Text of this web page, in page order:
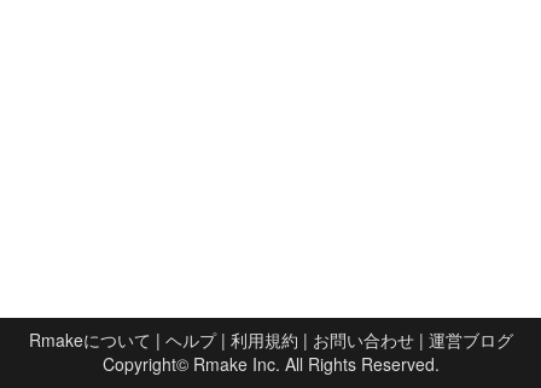
Rmakeについて | ヘルプ| 利用規約 | お問い合わせ| 運営ブログ
Copyright© Rmake Inc. All Rights Reserved.